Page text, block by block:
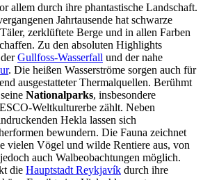
allem durch ihre phantastische Landschaft.
Jahrtausende hat schwarze
zerklüftete Berge und in allen Farben
Zu den absoluten Highlights
Gullfoss-Wasserfall und der nahe
. Die heißen Wasserströme sorgen auch für
ausgestatteter Thermalquellen. Berühmt
Nationalparks, insbesondere
Weltkulturerbe zählt. Neben
Hekla lassen sich
bewundern. Die Fauna zeichnet
vielen Vögel und wilde Rentiere aus, von
auch Walbeobachtungen möglich.
die Hauptstadt Reykjavík durch ihre